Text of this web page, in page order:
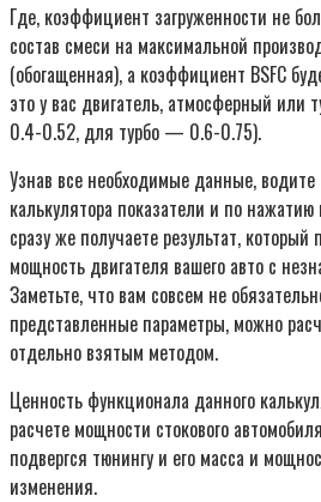
Где, коэффициент загруженности не
состав смеси на максимальной
(обогащенная), а коэффициент BSFC
это у вас двигатель, атмосферный
0.4-0.52, для турбо — 0.6-0.75).
Узнав все необходимые данные,
калькулятора показатели и по
сразу же получаете результат, который
мощность двигателя вашего авто с
Заметьте, что вам совсем не
представленные параметры, можно
отдельно взятым методом.
Ценность функционала данного
расчете мощности стокового
подвергся тюнингу и его масса и
изменения.